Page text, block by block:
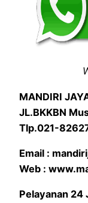
MANDIRI
JL.BKKBN
Tlp.021-
Email :
Web :
Pelayanan 24